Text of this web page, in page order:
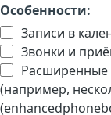
Особенности:
Записи в
Звонки и
Расширенные
(например,